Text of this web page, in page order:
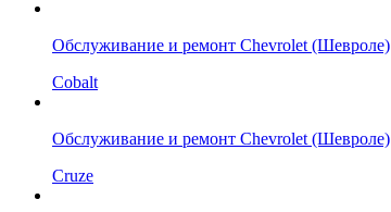
Обслуживание и ремонт Chevrolet (Шевроле)
Cobalt
Обслуживание и ремонт Chevrolet (Шевроле)
Cruze